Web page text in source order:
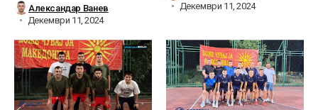
Александар Ванев
Декември 11, 2024
Декември 11, 2024